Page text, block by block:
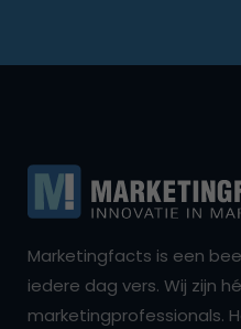
Marketingfacts is een
iedere dag vers. Wij zijn
marketingprofessionals.